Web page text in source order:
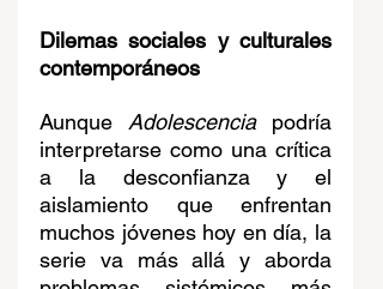
Dilemas sociales y culturales
contemporáneos
Aunque Adolescencia podría
interpretarse como una crítica
a la desconfianza y el
aislamiento que enfrentan
muchos jóvenes hoy en día, la
serie va más allá y aborda